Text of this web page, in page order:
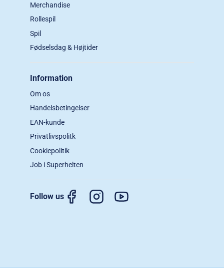
Merchandise
Rollespil
Spil
Fødselsdag & Højtider
Information
Om os
Handelsbetingelser
EAN-kunde
Privatlivspolitk
Cookiepolitik
Job i Superhelten
Follow us